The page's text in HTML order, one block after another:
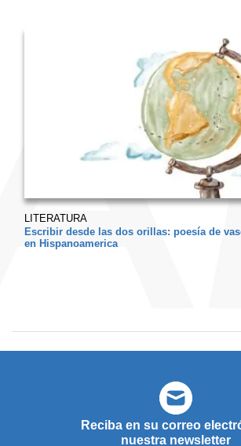
LITERATURA
Escribir desde las dos orillas: poesía de
en Hispanoamerica
Reciba en su correo
nuestra newsletter